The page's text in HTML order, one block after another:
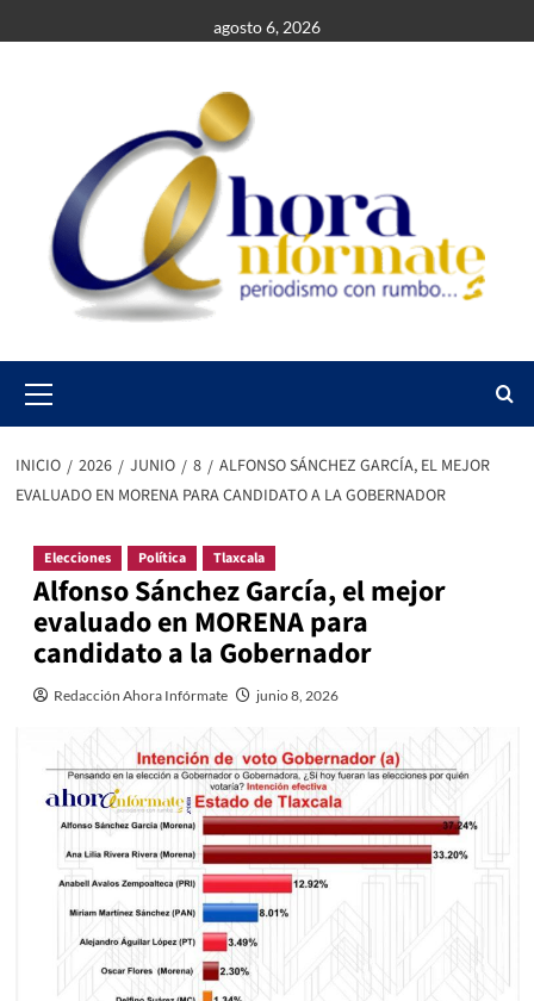
al
agosto 6, 2026
Menu
INICIO 2026 JUNIO 8
ALFONSO SÁNCHEZ GARCÍA, EL MEJOR
EVALUADO EN MORENA PARA CANDIDATO A LA GOBERNADOR
Elecciones Política Tlaxcala
Alfonso Sánchez García, el mejor
evaluado en MORENA para
candidato a la Gobernador
Redacción Ahora Infórmate junio 8, 2026